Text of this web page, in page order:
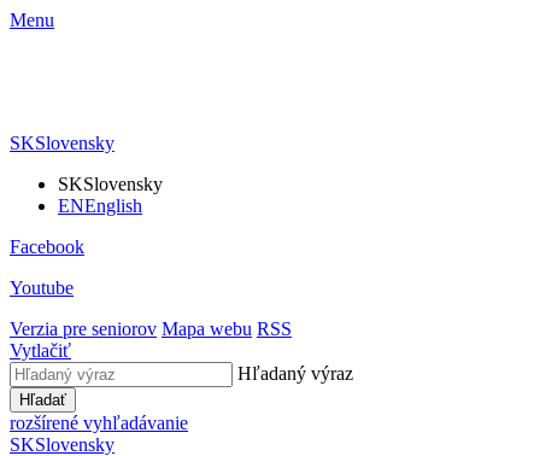
Menu
SKSlovensky
SKSlovensky
ENEnglish
Facebook
Youtube
Verzia pre seniorov Mapa webu RSS
Vytlačiť
Hľadaný výraz
Hľadať
rozšírené vyhľadávanie
SKSlovensky